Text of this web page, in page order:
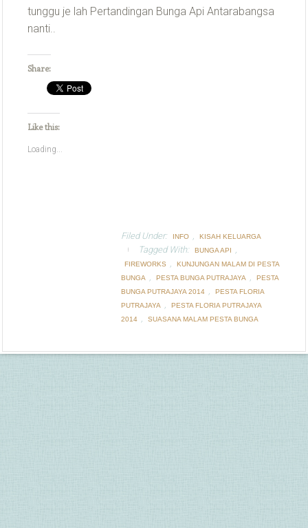
tunggu je lah Pertandingan Bunga Api Antarabangsa
nanti..
Share:
Like this:
Loading...
Filed Under: INFO , KISAH KELUARGA
Tagged With: BUNGA API ,
FIREWORKS ,
KUNJUNGAN MALAM DI PESTA
BUNGA
, PESTA BUNGA PUTRAJAYA ,
PESTA
BUNGA PUTRAJAYA 2014 ,
PESTA FLORIA
PUTRAJAYA
,
PESTA FLORIA PUTRAJAYA
2014 , SUASANA MALAM PESTA BUNGA